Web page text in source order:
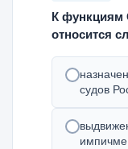
К функциям
относится
судов